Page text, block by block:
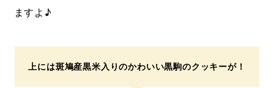
ますよ♪
上には斑鳩産黒米入りのかわいい黒駒のクッキーが！